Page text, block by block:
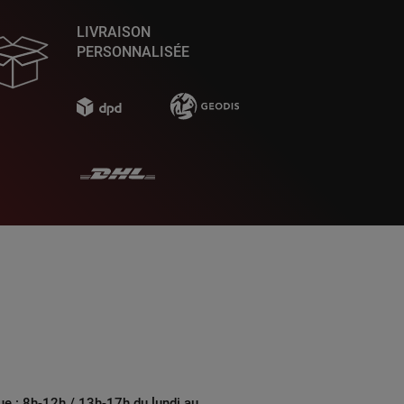
LIVRAISON
PERSONNALISÉE